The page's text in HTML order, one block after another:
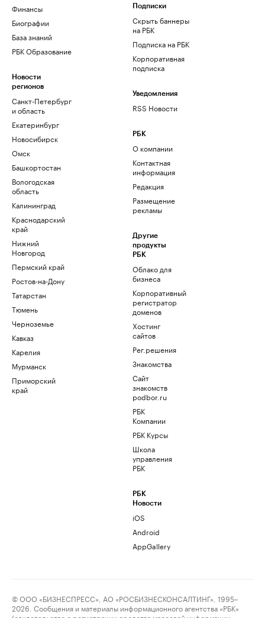
Финансы
Биографии
База знаний
РБК Образование
Новости
регионов
Санкт-Петербург
и область
Екатеринбург
Новосибирск
Омск
Башкортостан
Вологодская
область
Калининград
Краснодарский
край
Нижний
Новгород
Пермский край
Ростов-на-Дону
Татарстан
Тюмень
Черноземье
Кавказ
Карелия
Мурманск
Приморский
край
Подписки
Скрыть баннеры
на РБК
Подписка на РБК
Корпоративная
подписка
Уведомления
RSS Новости
РБК
О компании
Контактная
информация
Редакция
Размещение
рекламы
Другие
продукты
РБК
Облако для
бизнеса
Корпоративный
регистратор
доменов
Хостинг
сайтов
Рег.решения
Знакомства
Сайт
знакомств
podbor.ru
РБК
Компании
РБК Курсы
Школа
управления
РБК
РБК
Новости
iOS
Android
AppGallery
© ООО «БИЗНЕСПРЕСС», АО «РОСБИЗНЕСКОНСАЛТИНГ», 1995–
2026. Сообщения и материалы информационного агентства «РБК»